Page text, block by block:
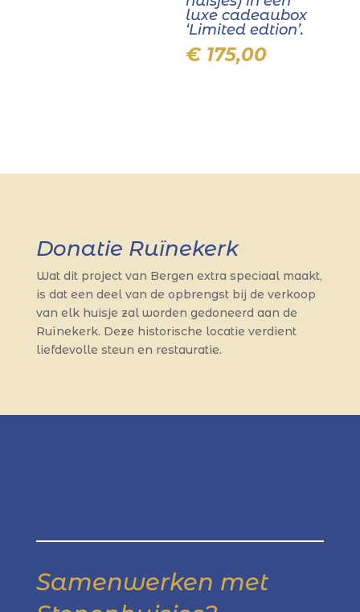
luxe cadeaubox
‘Limited edtion’.
€175,00
Donatie Ruïnekerk
Wat dit project van Bergen extra speciaal maakt,
is dat een deel van de opbrengst bij de verkoop
van elk huisje zal worden gedoneerd aan de
Ruïnekerk. Deze historische locatie verdient
liefdevolle steun en restauratie.
Samenwerken met